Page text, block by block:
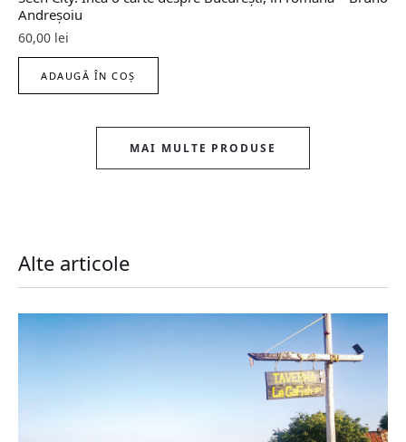
Andreșoiu
60,00 lei
ADAUGĂ ÎN COȘ
MAI MULTE PRODUSE
Alte articole